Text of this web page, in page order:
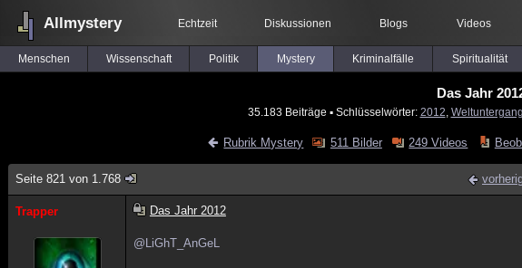
Allmystery Echtzeit Diskussionen Blogs Videos
Menschen Wissenschaft Politik Mystery Kriminalfälle Spiritualität
Das Jahr
35.183 Beiträge ▪ Schlüsselwörter: 2012 Weltuntergang
Rubrik Mystery 511 Bilder 249 Videos
Seite 821 von 1.768
Trapper Das Jahr 2012
@LiGhT_AnGeL